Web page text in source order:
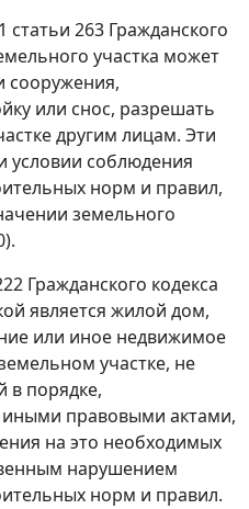
статьи 263 Гражданского
участка может
сооружения,
или снос, разрешать
другим лицам. Эти
условии соблюдения
норм и правил,
земельного
Гражданского кодекса
является жилой дом,
или иное недвижимое
участке, не
в порядке,
правовыми актами,
на это необходимых
нарушением
норм и правил.